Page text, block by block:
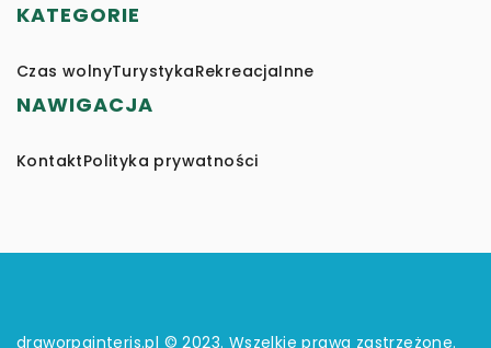
KATEGORIE
Czas wolnyTurystykaRekreacjaInne
NAWIGACJA
KontaktPolityka prywatności
draworpainteris.pl © 2023. Wszelkie prawa zastrzeżone.